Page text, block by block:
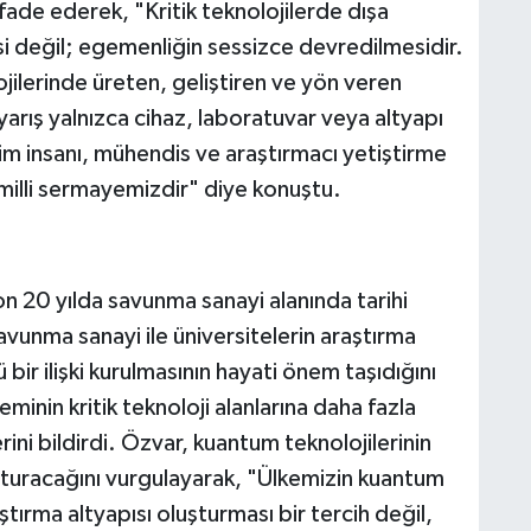
ederek, "Kritik teknolojilerde dışa
değil; egemenliğin sessizce devredilmesidir.
üreten, geliştiren ve yön veren
yalnızca cihaz, laboratuvar veya altyapı
insanı, mühendis ve araştırmacı yetiştirme
sermayemizdir" diye konuştu.
20 yılda savunma sanayi alanında tarihi
sanayi ile üniversitelerin araştırma
ilişki kurulmasının hayati önem taşıdığını
kritik teknoloji alanlarına daha fazla
bildirdi. Özvar, kuantum teknolojilerinin
vurgulayarak, "Ülkemizin kuantum
altyapısı oluşturması bir tercih değil,